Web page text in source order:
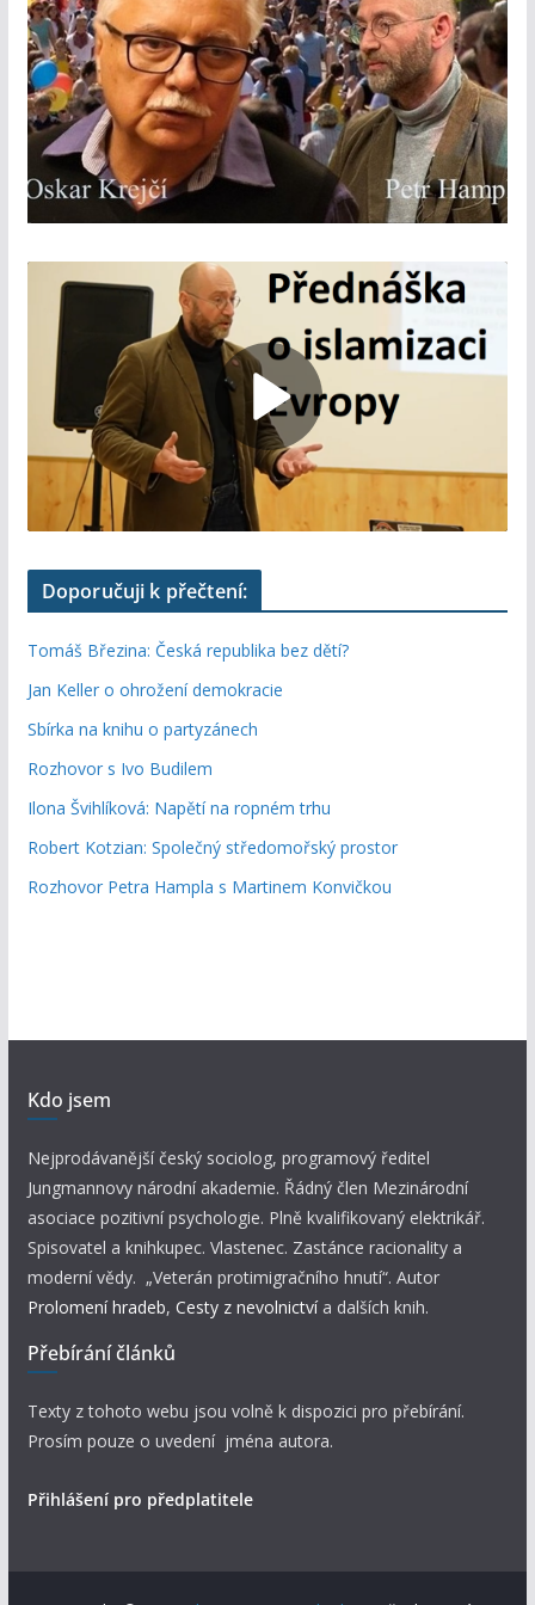
Doporučuji k přečtení:
Tomáš Březina: Česká republika bez dětí?
Jan Keller o ohrožení demokracie
Sbírka na knihu o partyzánech
Rozhovor s Ivo Budilem
Ilona Švihlíková: Napětí na ropném trhu
Robert Kotzian: Společný středomořský prostor
Rozhovor Petra Hampla s Martinem Konvičkou
Kdo jsem
Nejprodávanější český sociolog, programový ředitel
Jungmannovy národní akademie. Řádný člen Mezinárodní
asociace pozitivní psychologie. Plně kvalifikovaný elektrikář.
Spisovatel a knihkupec. Vlastenec. Zastánce racionality a
moderní vědy. „Veterán protimigračního hnutí“. Autor
Prolomení hradeb, Cesty z nevolnictví a dalších knih.
Přebírání článků
Texty z tohoto webu jsou volně k dispozici pro přebírání.
Prosím pouze o uvedení jména autora.
Přihlášení pro předplatitele